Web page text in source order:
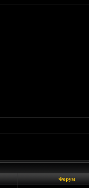
Форум